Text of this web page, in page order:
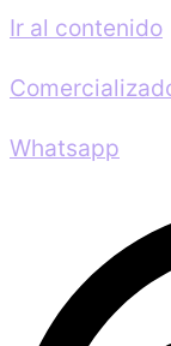
Ir al contenido
Whatsapp